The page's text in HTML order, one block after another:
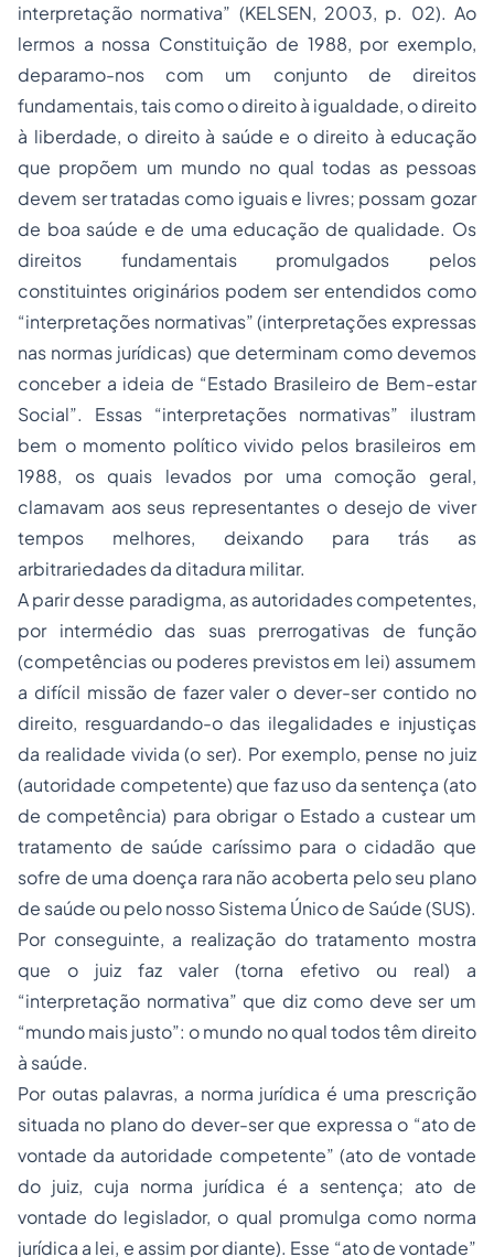
interpretação normativa” (KELSEN, 2003, p. 02). Ao
lermos a nossa Constituição de 1988, por exemplo,
deparamo-nos com um conjunto de direitos
fundamentais, tais como o direito à igualdade, o direito
à liberdade, o direito à saúde e o direito à educação
que propõem um mundo no qual todas as pessoas
devem ser tratadas como iguais e livres; possam gozar
de boa saúde e de uma educação de qualidade. Os
direitos fundamentais promulgados pelos
constituintes originários podem ser entendidos como
“interpretações normativas” (interpretações expressas
nas normas jurídicas) que determinam como devemos
conceber a ideia de “Estado Brasileiro de Bem-estar
Social”. Essas “interpretações normativas” ilustram
bem o momento político vivido pelos brasileiros em
1988, os quais levados por uma comoção geral,
clamavam aos seus representantes o desejo de viver
tempos melhores, deixando para trás as
arbitrariedades da ditadura militar.
A parir desse paradigma, as autoridades competentes,
por intermédio das suas prerrogativas de função
(competências ou poderes previstos em lei) assumem
a difícil missão de fazer valer o dever-ser contido no
direito, resguardando-o das ilegalidades e injustiças
da realidade vivida (o ser). Por exemplo, pense no juiz
(autoridade competente) que faz uso da sentença (ato
de competência) para obrigar o Estado a custear um
tratamento de saúde caríssimo para o cidadão que
sofre de uma doença rara não acoberta pelo seu plano
de saúde ou pelo nosso Sistema Único de Saúde (SUS).
Por conseguinte, a realização do tratamento mostra
que o juiz faz valer (torna efetivo ou real) a
“interpretação normativa” que diz como deve ser um
“mundo mais justo”: o mundo no qual todos têm direito
à saúde.
Por outas palavras, a norma jurídica é uma prescrição
situada no plano do dever-ser que expressa o “ato de
vontade da autoridade competente” (ato de vontade
do juiz, cuja norma jurídica é a sentença; ato de
vontade do legislador, o qual promulga como norma
jurídica a lei, e assim por diante). Esse “ato de vontade”